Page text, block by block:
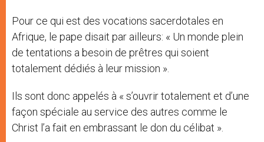
Pour ce qui est des vocations sacerdotales en
Afrique, le pape disait par ailleurs: « Un monde plein
de tentations a besoin de prêtres qui soient
totalement dédiés à leur mission ».
Ils sont donc appelés à « s’ouvrir totalement et d’une
façon spéciale au service des autres comme le
Christ l’a fait en embrassant le don du célibat ».